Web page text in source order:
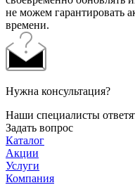
не можем гарантировать
времени.
Нужна консультация?
Наши специалисты
Задать вопрос
Каталог
Акции
Услуги
Компания